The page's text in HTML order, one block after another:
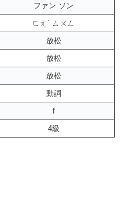
ファン ソン
ㄈㄤˋ ㄙㄨㄥ
放松
放松
放松
動詞
f
4級